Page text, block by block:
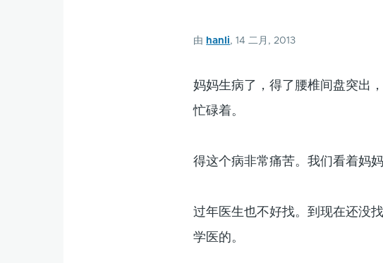
由 hanli, 14 二月, 2013
妈妈生病了，得了腰椎间盘突出
忙碌着。
得这个病非常痛苦。我们看着妈
过年医生也不好找。到现在还没
学医的。